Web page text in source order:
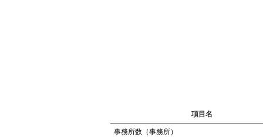
項目名
事務所数（事務所）